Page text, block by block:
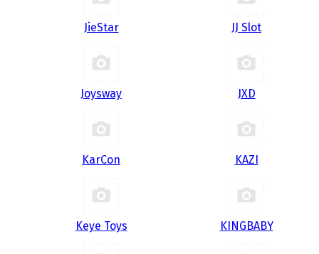
JieStar JJ Slot
Joysway JXD
KarCon KAZI
Keye Toys KINGBABY